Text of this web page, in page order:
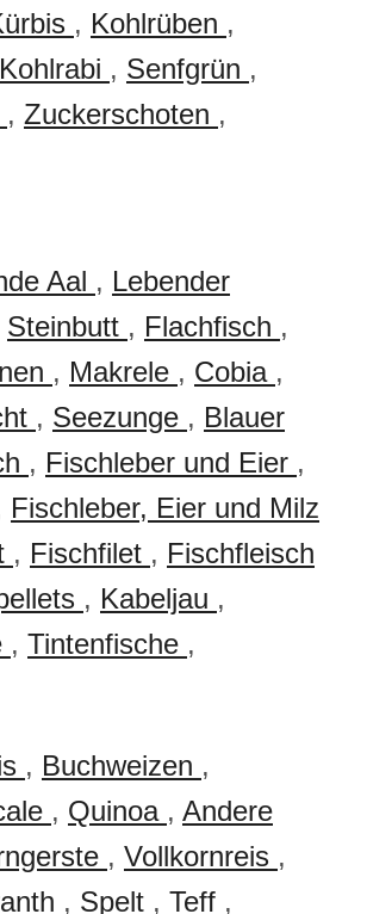
, Kohlrüben ,
Kohlrabi , Senfgrün ,
, Zuckerschoten ,
Aal , Lebender
Steinbutt , Flachfisch ,
, Makrele , Cobia ,
, Seezunge , Blauer
, Fischleber und Eier ,
Fischleber, Eier und Milz
, Fischfilet , Fischfleisch
, Kabeljau ,
, Tintenfische ,
, Buchweizen ,
, Quinoa , Andere
, Vollkornreis ,
, Spelt , Teff ,